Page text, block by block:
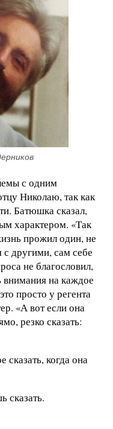
с одним
Николаю, так как
Батюшка сказал,
характером. «Так
прожил один, не
с другими, сам себе
не благословил,
внимания на каждое
просто у регента
«А вот если она
резко сказать:
сказать, когда она
сказать.